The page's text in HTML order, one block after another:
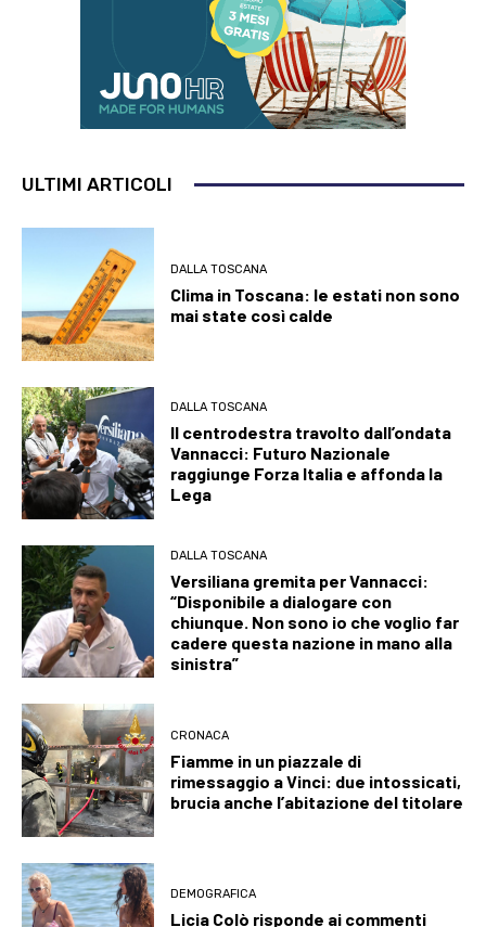
ULTIMI ARTICOLI
DALLA TOSCANA
Clima in Toscana: le estati non sono
mai state così calde
DALLA TOSCANA
Il centrodestra travolto dall’ondata
Vannacci: Futuro Nazionale
raggiunge Forza Italia e affonda la
Lega
DALLA TOSCANA
Versiliana gremita per Vannacci:
“Disponibile a dialogare con
chiunque. Non sono io che voglio far
cadere questa nazione in mano alla
sinistra”
CRONACA
Fiamme in un piazzale di
rimessaggio a Vinci: due intossicati,
brucia anche l’abitazione del titolare
DEMOGRAFICA
Licia Colò risponde ai commenti